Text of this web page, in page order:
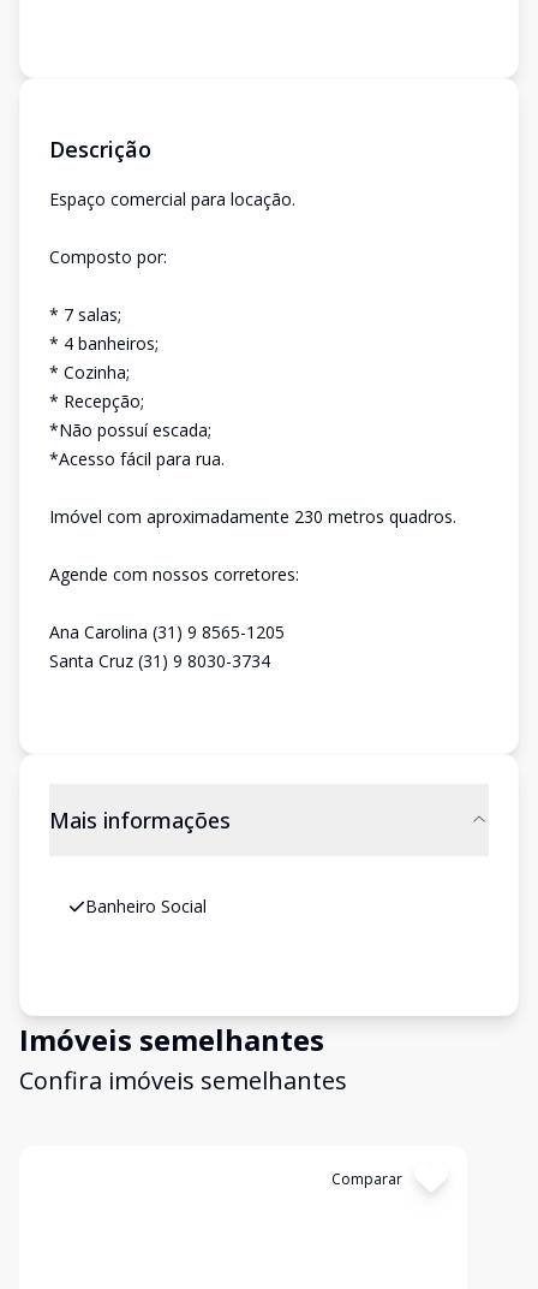
Descrição
Espaço comercial para locação.
Composto por:
* 7 salas;
* 4 banheiros;
* Cozinha;
* Recepção;
*Não possuí escada;
*Acesso fácil para rua.
Imóvel com aproximadamente 230 metros quadros.
Agende com nossos corretores:
Ana Carolina (31) 9 8565-1205
Santa Cruz (31) 9 8030-3734
Mais informações
Banheiro Social
Imóveis semelhantes
Confira imóveis semelhantes
Comparar